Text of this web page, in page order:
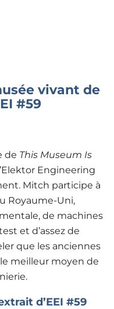
vivant de
#59
de This Museum Is
Engineering
Mitch participe à
Royaume-Uni,
de machines
et d’assez de
que les anciennes
meilleur moyen de
d’EEI #59